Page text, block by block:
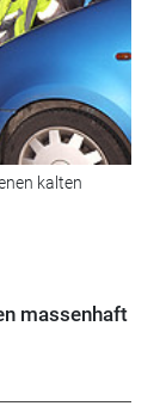
kalten
massenhaft